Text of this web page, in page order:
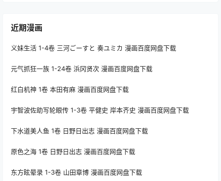
近期漫画
义妹生活 1-4卷 三河ごーすと 奏ユミカ 漫画百度网盘下载
元气抓狂一族 1-24卷 浜冈贤次 漫画百度网盘下载
红白机神 1卷 本田有麻 漫画百度网盘下载
宇智波佐助写轮眼传 1-3卷 平健史 岸本齐史 漫画百度网盘下载
下水道美人鱼 1卷 日野日出志 漫画百度网盘下载
原色之海 1卷 日野日出志 漫画百度网盘下载
东方眩晕录 1-3卷 山田章博 漫画百度网盘下载